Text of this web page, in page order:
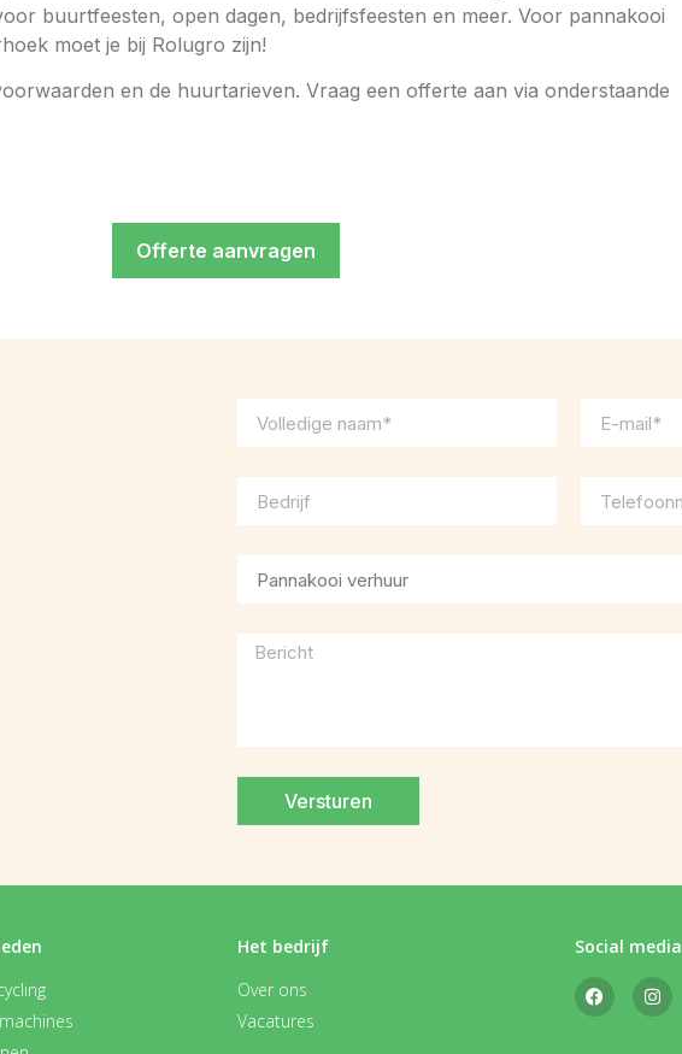
buurtfeesten, open dagen, bedrijfsfeesten en meer. Voor pannakooi
moet je bij Rolugro zijn!
en de huurtarieven. Vraag een offerte aan via onderstaande
Offerte aanvragen
Versturen
Het bedrijf
Over ons
Vacatures
Social media